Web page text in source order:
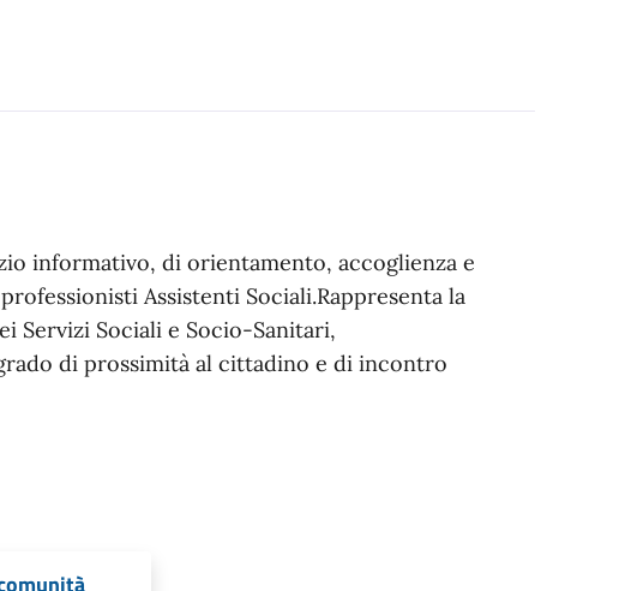
informativo, di orientamento, accoglienza e
Assistenti Sociali.Rappresenta la
Servizi Sociali e Socio-Sanitari,
di prossimità al cittadino e di incontro